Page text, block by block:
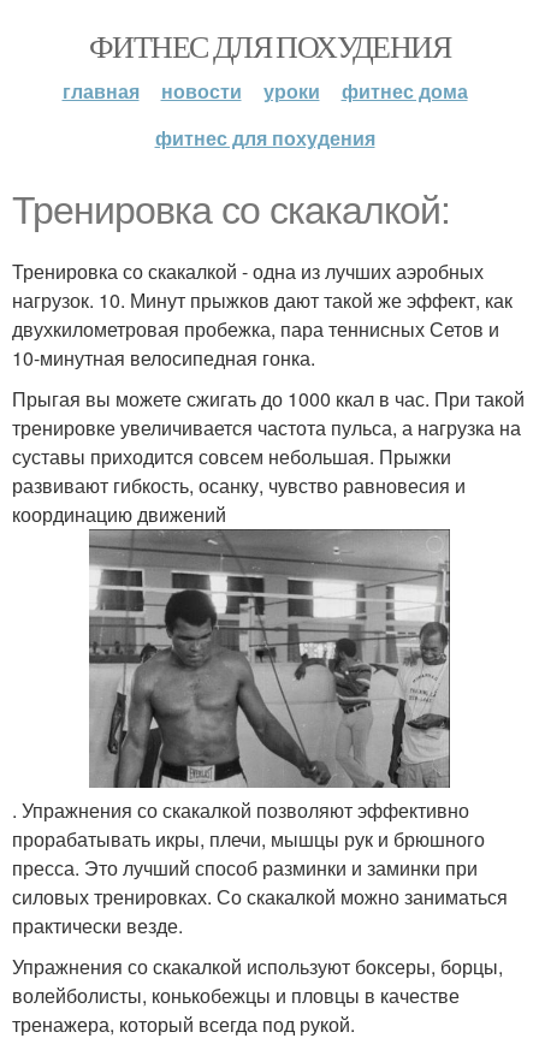
ФИТНЕС ДЛЯ ПОХУДЕНИЯ
главная новости уроки
фитнес дома
фитнес для похудения
Тренировка со скакалкой:
Тренировка со скакалкой - одна из лучших аэробных
нагрузок. 10. Минут прыжков дают такой же эффект, как
двухкилометровая пробежка, пара теннисных Сетов и
10-минутная велосипедная гонка.
Прыгая вы можете сжигать до 1000 ккал в час. При такой
тренировке увеличивается частота пульса, а нагрузка на
суставы приходится совсем небольшая. Прыжки
развивают гибкость, осанку, чувство равновесия и
координацию движений
. Упражнения со скакалкой позволяют эффективно
прорабатывать икры, плечи, мышцы рук и брюшного
пресса. Это лучший способ разминки и заминки при
силовых тренировках. Со скакалкой можно заниматься
практически везде.
Упражнения со скакалкой используют боксеры, борцы,
волейболисты, конькобежцы и пловцы в качестве
тренажера, который всегда под рукой.